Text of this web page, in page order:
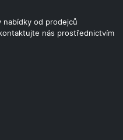
nabídky od prodejců
nás prostřednictvím